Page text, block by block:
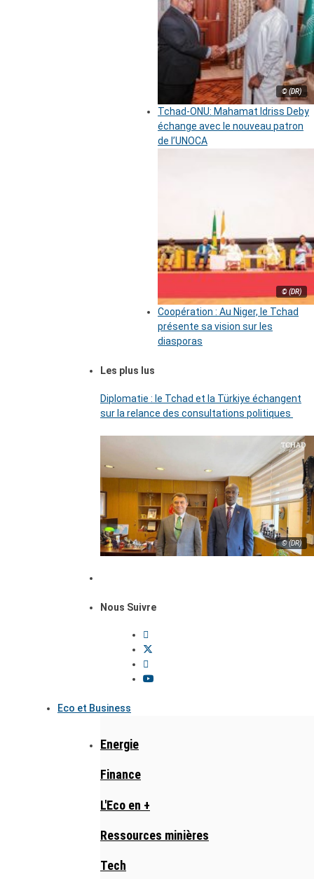
© (DR)
Tchad-ONU: Mahamat Idriss Deby
échange avec le nouveau patron
de l’UNOCA
© (DR)
Coopération : Au Niger, le Tchad
présente sa vision sur les
diasporas
Les plus lus
Diplomatie : le Tchad et la Türkiye échangent
sur la relance des consultations politiques
© (DR)
Nous Suivre
Eco et Business
Energie
Finance
L'Eco en +
Ressources minières
Tech